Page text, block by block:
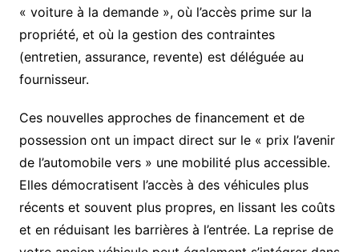
« voiture à la demande », où l’accès prime sur la
propriété, et où la gestion des contraintes
(entretien, assurance, revente) est déléguée au
fournisseur.
Ces nouvelles approches de financement et de
possession ont un impact direct sur le « prix l’avenir
de l’automobile vers » une mobilité plus accessible.
Elles démocratisent l’accès à des véhicules plus
récents et souvent plus propres, en lissant les coûts
et en réduisant les barrières à l’entrée. La reprise de